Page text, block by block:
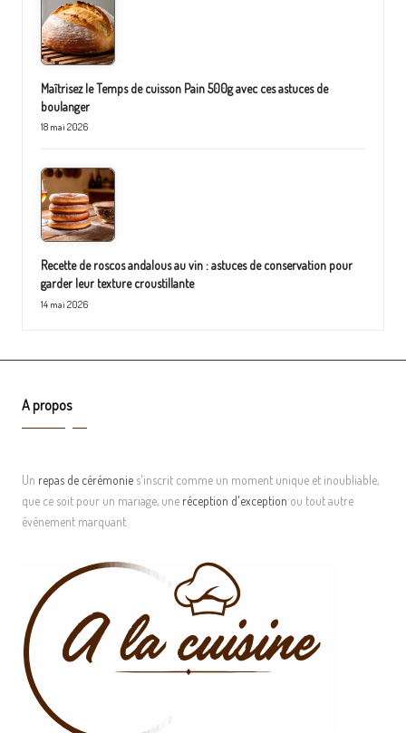
Maîtrisez le Temps de cuisson Pain 500g avec ces astuces de
boulanger
18 mai 2026
Recette de roscos andalous au vin : astuces de conservation pour
garder leur texture croustillante
14 mai 2026
A propos
Un repas de cérémonie s'inscrit comme un moment unique et inoubliable,
que ce soit pour un mariage, une réception d'exception ou tout autre
événement marquant.